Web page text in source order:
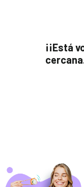
¡¡Está